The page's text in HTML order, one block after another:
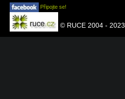
Připojte se!
© RUCE 2004 - 2023